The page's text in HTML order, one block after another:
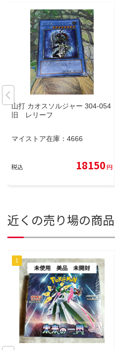
山打 カオスソルジャー 304-054
旧 レリーフ
マイストア在庫： 4666
税込 18150円
近くの売り場の商品